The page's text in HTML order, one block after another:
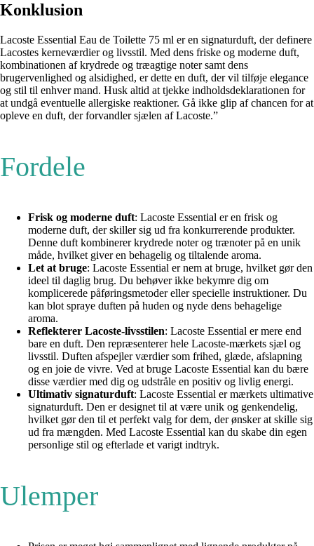
Konklusion
Lacoste Essential Eau de Toilette 75 ml er en signaturduft, der definere
Lacostes kerneværdier og livsstil. Med dens friske og moderne duft,
kombinationen af krydrede og træagtige noter samt dens
brugervenlighed og alsidighed, er dette en duft, der vil tilføje elegance
og stil til enhver mand. Husk altid at tjekke indholdsdeklarationen for
at undgå eventuelle allergiske reaktioner. Gå ikke glip af chancen for at
opleve en duft, der forvandler sjælen af Lacoste.”
Fordele
Frisk og moderne duft: Lacoste Essential er en frisk og
moderne duft, der skiller sig ud fra konkurrerende produkter.
Denne duft kombinerer krydrede noter og trænoter på en unik
måde, hvilket giver en behagelig og tiltalende aroma.
Let at bruge: Lacoste Essential er nem at bruge, hvilket gør den
ideel til daglig brug. Du behøver ikke bekymre dig om
komplicerede påføringsmetoder eller specielle instruktioner. Du
kan blot spraye duften på huden og nyde dens behagelige
aroma.
Reflekterer Lacoste-livsstilen: Lacoste Essential er mere end
bare en duft. Den repræsenterer hele Lacoste-mærkets sjæl og
livsstil. Duften afspejler værdier som frihed, glæde, afslapning
og en joie de vivre. Ved at bruge Lacoste Essential kan du bære
disse værdier med dig og udstråle en positiv og livlig energi.
Ultimativ signaturduft: Lacoste Essential er mærkets ultimative
signaturduft. Den er designet til at være unik og genkendelig,
hvilket gør den til et perfekt valg for dem, der ønsker at skille sig
ud fra mængden. Med Lacoste Essential kan du skabe din egen
personlige stil og efterlade et varigt indtryk.
Ulemper